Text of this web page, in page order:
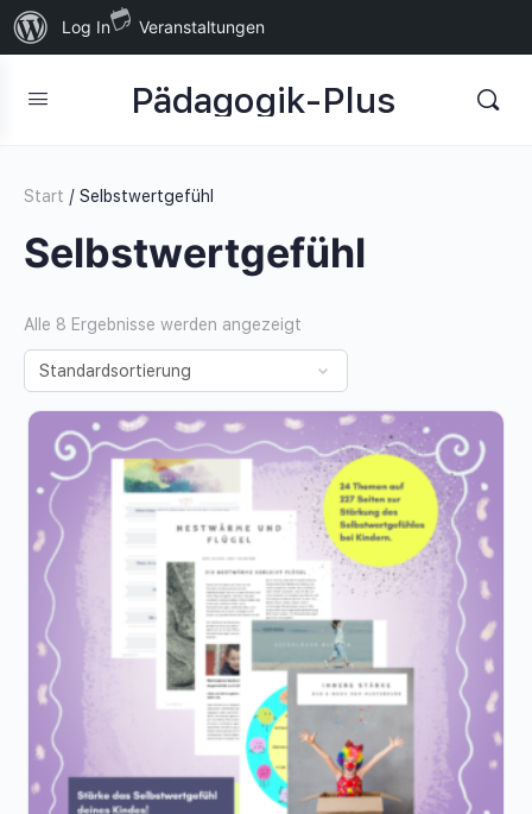
Über
WordPress
Log In Veranstaltungen
Pädagogik-Plus
Start / Selbstwertgefühl
Selbstwertgefühl
Alle 8 Ergebnisse werden angezeigt